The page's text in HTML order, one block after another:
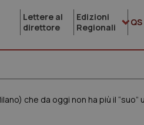
Lettere al
direttore
Edizioni
Regionali
che da oggi non ha più il “suo”